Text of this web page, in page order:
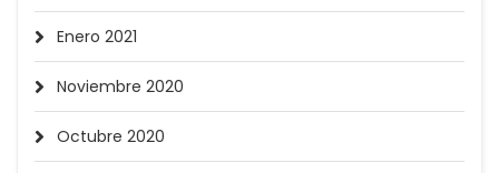
Enero 2021
Noviembre 2020
Octubre 2020